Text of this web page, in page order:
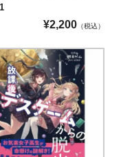
¥2,200 （税込）